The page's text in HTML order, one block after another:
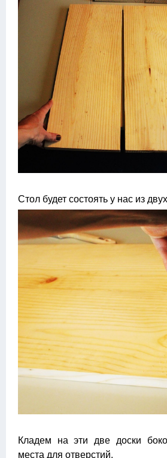
Стол будет состоять у нас из
Кладем на эти две доски
места для отверстий.